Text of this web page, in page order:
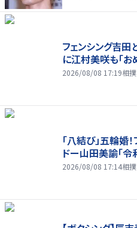
フェンシング吉
に江村美咲も「
2026/08/08 17:19相
「八結び」五輪婚
ドー山田美諭「令
2026/08/08 17:14相撲